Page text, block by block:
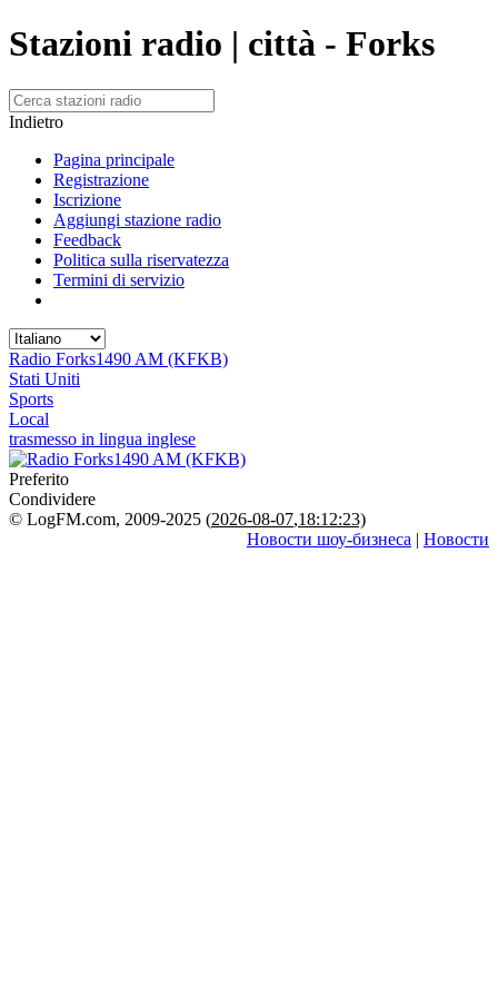
Stazioni radio | città - Forks
Indietro
Pagina principale
Registrazione
Iscrizione
Aggiungi stazione radio
Feedback
Politica sulla riservatezza
Termini di servizio
Radio Forks1490 AM (KFKB)
Stati Uniti
Sports
Local
trasmesso in lingua inglese
Preferito
Condividere
© LogFM.com, 2009-2025 (2026-08-07,18:12:23)
Новости шоу-бизнеса | Новости